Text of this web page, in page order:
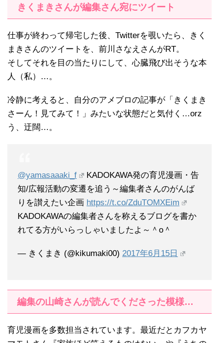
きくまきさんが編集さん宛にツイート
仕事が終わって帰宅した後、Twitterを覗いたら、きく
まきさんのツイートを、前川さなえさんがRT。
そしてそれを目の当たりにして、心臓飛び出そうな本
人（私）…。
冷静に考えると、自分のアメブロの記事が「きくまき
さーん！見てみて！」みたいな状態だと気付く…orz
う、迂闊…。
@yamasaaaki_f
KADOKAWA発の育児漫画・告
知/広報活動の変遷を追う～編集者さんのがんば
りを讃えたい企画 https://t.co/ZduTOMXEim
KADOKAWAの編集者さんを称えるブログを書か
れてる方がいらっしゃいましたよ～＾o＾
— きくまき (@kikumaki00) 2017年6月15日
編集の山崎さんが読んでくださった模様…
育児漫画を多数担当されています。最近だとカフカヤ